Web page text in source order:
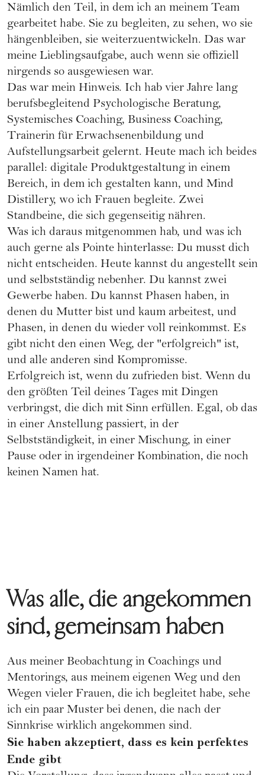
Nämlich den Teil, in dem ich an meinem Team
gearbeitet habe. Sie zu begleiten, zu sehen, wo sie
hängenbleiben, sie weiterzuentwickeln. Das war
meine Lieblingsaufgabe, auch wenn sie offiziell
nirgends so ausgewiesen war.
Das war mein Hinweis. Ich hab vier Jahre lang
berufsbegleitend Psychologische Beratung,
Systemisches Coaching, Business Coaching,
Trainerin für Erwachsenenbildung und
Aufstellungsarbeit gelernt. Heute mach ich beides
parallel: digitale Produktgestaltung in einem
Bereich, in dem ich gestalten kann, und Mind
Distillery, wo ich Frauen begleite. Zwei
Standbeine, die sich gegenseitig nähren.
Was ich daraus mitgenommen hab, und was ich
auch gerne als Pointe hinterlasse: Du musst dich
nicht entscheiden. Heute kannst du angestellt sein
und selbstständig nebenher. Du kannst zwei
Gewerbe haben. Du kannst Phasen haben, in
denen du Mutter bist und kaum arbeitest, und
Phasen, in denen du wieder voll reinkommst. Es
gibt nicht den einen Weg, der "erfolgreich" ist,
und alle anderen sind Kompromisse.
Erfolgreich ist, wenn du zufrieden bist. Wenn du
den größten Teil deines Tages mit Dingen
verbringst, die dich mit Sinn erfüllen. Egal, ob das
in einer Anstellung passiert, in der
Selbstständigkeit, in einer Mischung, in einer
Pause oder in irgendeiner Kombination, die noch
keinen Namen hat.
Was alle, die angekommen
sind, gemeinsam haben
Aus meiner Beobachtung in Coachings und
Mentorings, aus meinem eigenen Weg und den
Wegen vieler Frauen, die ich begleitet habe, sehe
ich ein paar Muster bei denen, die nach der
Sinnkrise wirklich angekommen sind.
Sie haben akzeptiert, dass es kein perfektes
Ende gibt